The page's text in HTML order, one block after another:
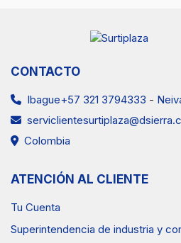
CONTACTO
Ibague+57 321 3794333 -
Colombia
ATENCIÓN AL CLIENTE
Tu Cuenta
Superintendencia de industria y